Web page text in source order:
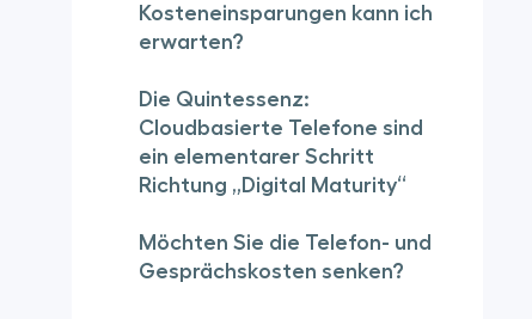
Kosteneinsparungen kann ich
erwarten?
Die Quintessenz:
Cloudbasierte Telefone sind
ein elementarer Schritt
Richtung „Digital Maturity“
Möchten Sie die Telefon- und
Gesprächskosten senken?